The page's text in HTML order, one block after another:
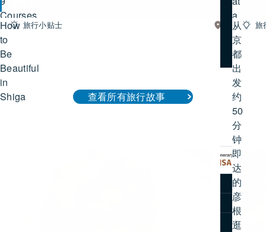
Courses
of
Blissful
Enjoyment
a
Quiet
Temple
#
历
史・
文
化
/#
体
How
to
Be
Beautiful
in
Shiga
旅行小贴士
东
从
京
都
出
发
约
50
分
钟
即
达
的
彦
根
逛
旅
查看所有旅行故事